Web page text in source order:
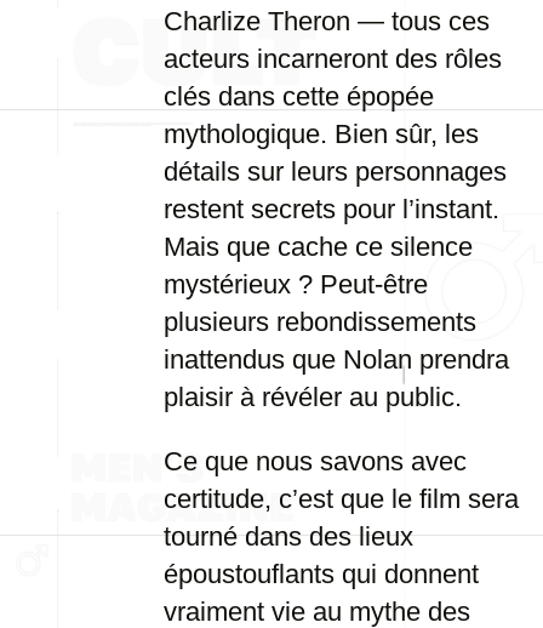
Charlize Theron — tous ces
acteurs incarneront des rôles
clés dans cette épopée
mythologique. Bien sûr, les
détails sur leurs personnages
restent secrets pour l’instant.
Mais que cache ce silence
mystérieux ? Peut-être
plusieurs rebondissements
inattendus que Nolan prendra
plaisir à révéler au public.
Ce que nous savons avec
certitude, c’est que le film sera
tourné dans des lieux
époustouflants qui donnent
vraiment vie au mythe des